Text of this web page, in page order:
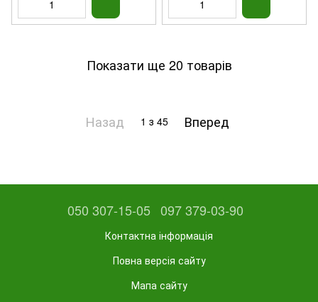
Показати ще 20 товарів
Назад 1 з 45 Вперед
050 307-15-05 097 379-03-90
Контактна інформація
Повна версія сайту
Мапа сайту